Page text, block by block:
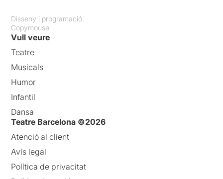
Disseny i programació:
Copymouse
Vull veure
Teatre
Musicals
Humor
Infantil
Dansa
Teatre Barcelona ©2026
Atenció al client
Avís legal
Política de privacitat